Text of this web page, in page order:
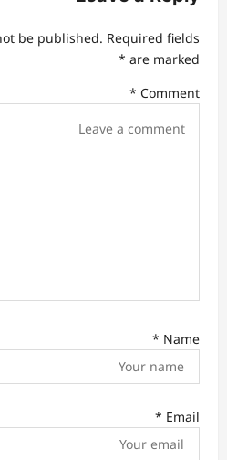
g
t
be published. Required fields
are marked
*
Comment
*
Name
*
Email
*